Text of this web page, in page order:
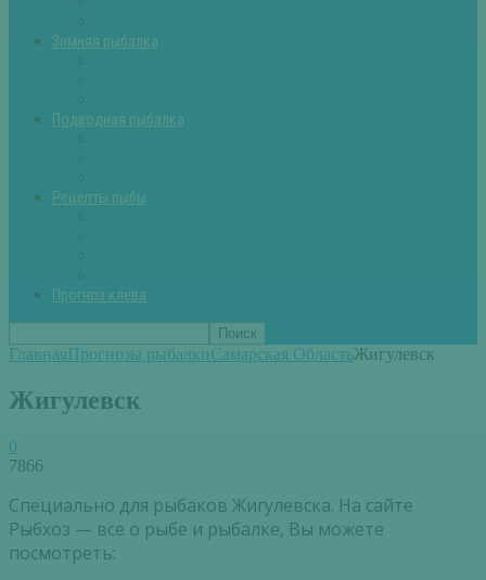
Зимняя рыбалка
Подводная рыбалка
Рецепты рыбы
Прогноз клева
ГлавнаяПрогнозы рыбалкиСамарская ОбластьЖигулевск
Жигулевск
0
7866
Специально для рыбаков Жигулевска. На сайте
Рыбхоз — все о рыбе и рыбалке, Вы можете
посмотреть: